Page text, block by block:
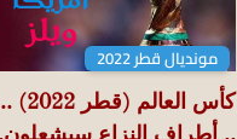
مونديال قطر 2022
كأس